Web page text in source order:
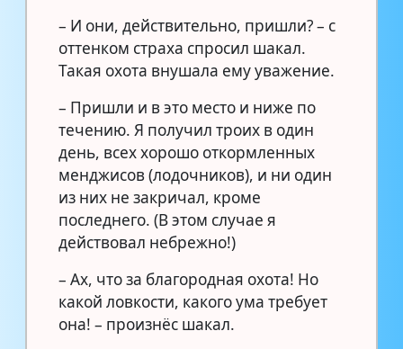
– И они, действительно, пришли? – с
оттенком страха спросил шакал.
Такая охота внушала ему уважение.
– Пришли и в это место и ниже по
течению. Я получил троих в один
день, всех хорошо откормленных
менджисов (лодочников), и ни один
из них не закричал, кроме
последнего. (В этом случае я
действовал небрежно!)
– Ах, что за благородная охота! Но
какой ловкости, какого ума требует
она! – произнёс шакал.